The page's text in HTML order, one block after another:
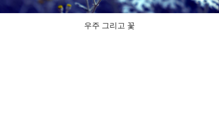
우주 그리고 꽃